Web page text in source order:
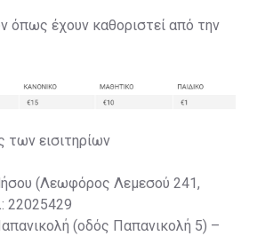
όπως έχουν καθοριστεί από την
των εισιτηρίων
(Λεωφόρος Λεμεσού 241,
22025429
(οδός Παπανικολή 5) –